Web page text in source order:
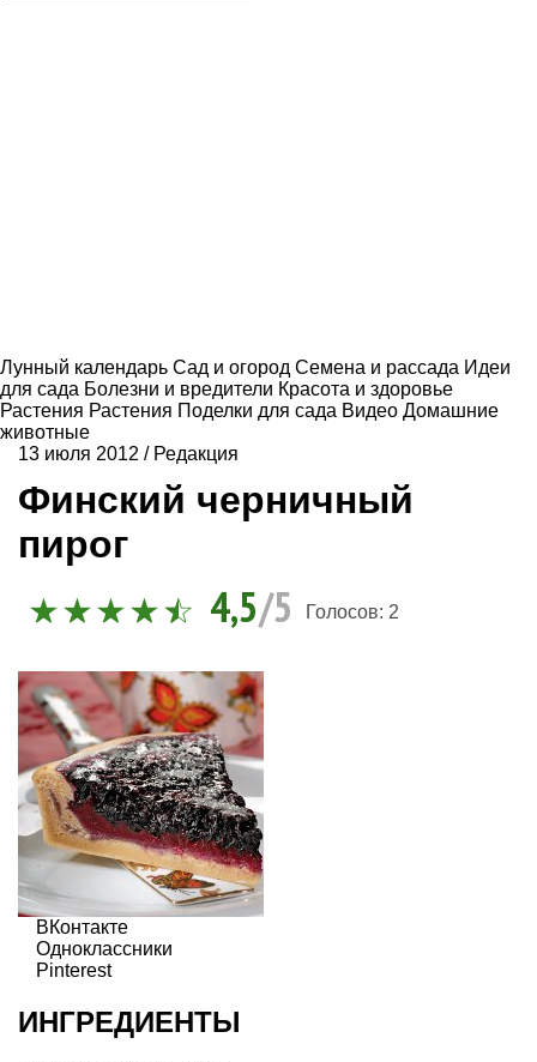
Лунный календарь Сад и огород Семена и рассада Идеи
для сада Болезни и вредители Красота и здоровье
Растения Растения Поделки для сада Видео Домашние
животные
13 июля 2012 / Редакция
Финский черничный
пирог
4,5/5 Голосов: 2
ВКонтакте
Одноклассники
Pinterest
ИНГРЕДИЕНТЫ